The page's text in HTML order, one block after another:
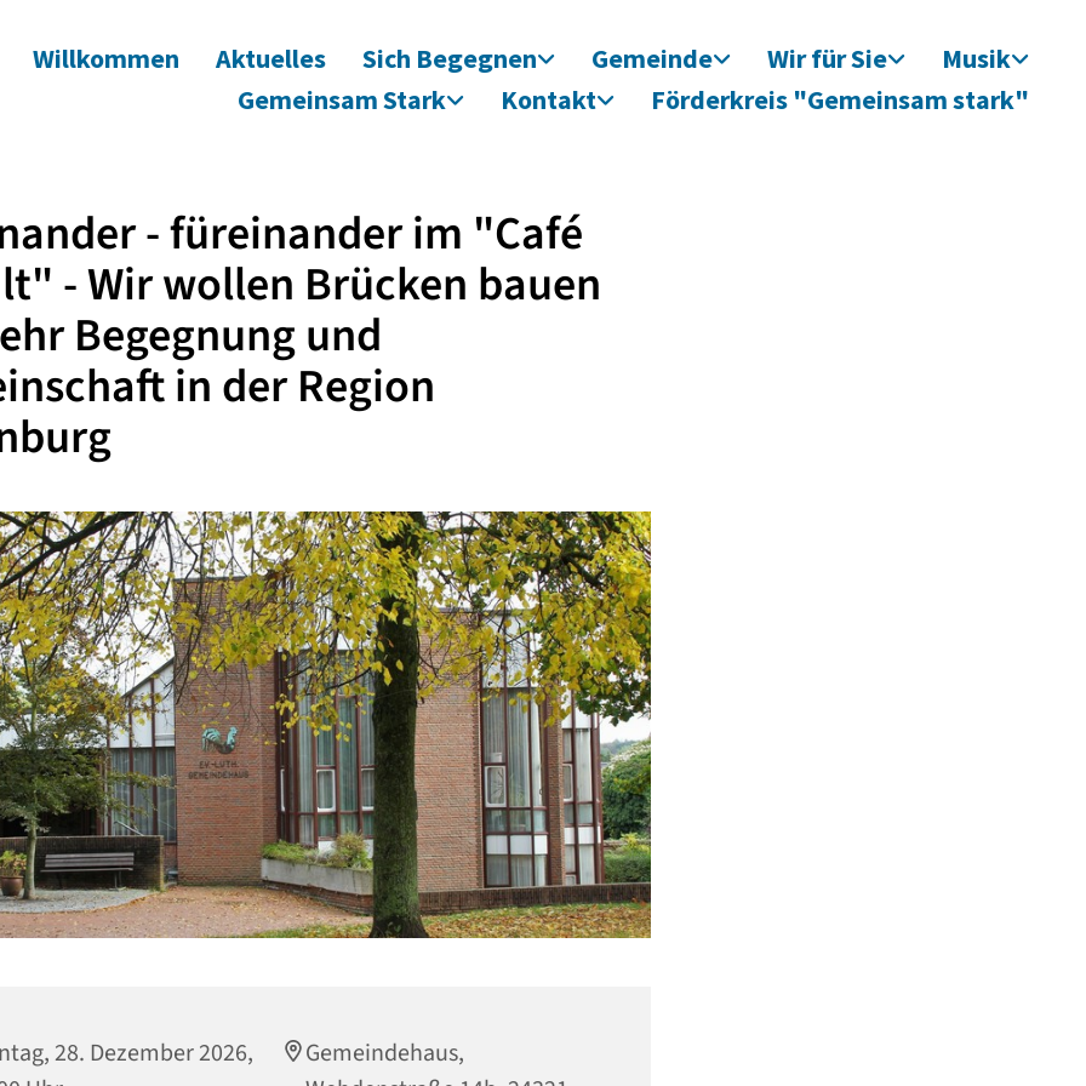
Willkommen Aktuelles Sich Begegnen Gemeinde Wir für Sie
Musik
Gemeinsam Stark
Kontakt Förderkreis "Gemeinsam stark"
- füreinander im "Café
- Wir wollen Brücken bauen
Begegnung und
in der Region
28. Dezember 2026,
Gemeindehaus,